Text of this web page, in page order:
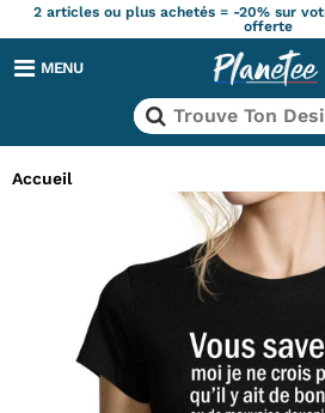
2 articles ou plus achetés = -20% sur
offerte
MENU
Accueil